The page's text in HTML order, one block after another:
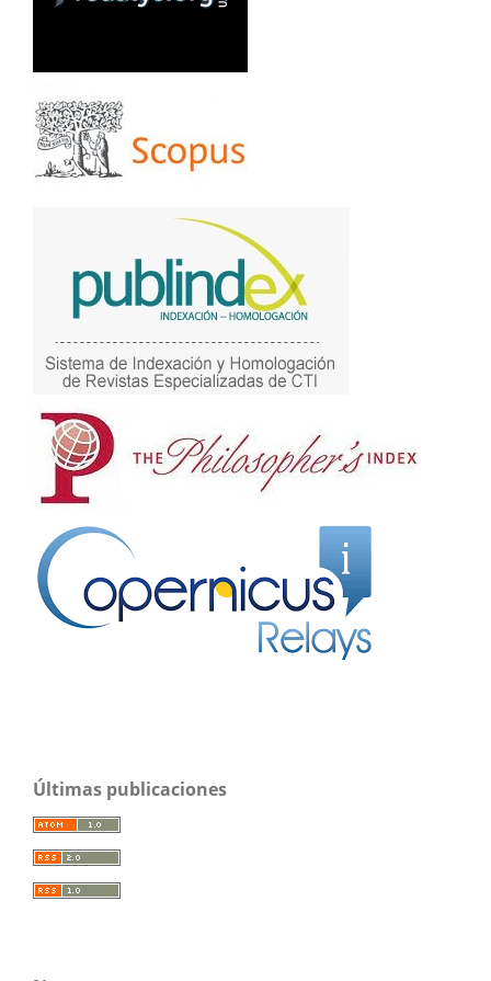
Últimas publicaciones